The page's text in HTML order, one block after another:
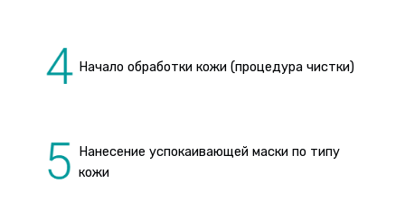
Начало обработки кожи (процедура чистки)
Нанесение успокаивающей маски по типу
кожи